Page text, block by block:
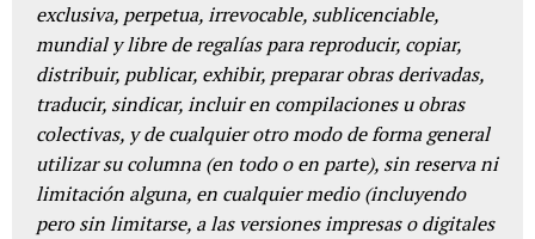
exclusiva, perpetua, irrevocable, sublicenciable,
mundial y libre de regalías para reproducir, copiar,
distribuir, publicar, exhibir, preparar obras derivadas,
traducir, sindicar, incluir en compilaciones u obras
colectivas, y de cualquier otro modo de forma general
utilizar su columna (en todo o en parte), sin reserva ni
limitación alguna, en cualquier medio (incluyendo
pero sin limitarse, a las versiones impresas o digitales